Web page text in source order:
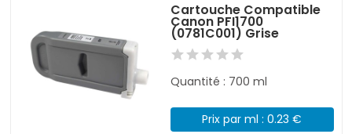
Cartouche Compatible
Canon PFI1700
(0781C001) Grise
Quantité : 700 ml
Prix par ml : 0.23 €